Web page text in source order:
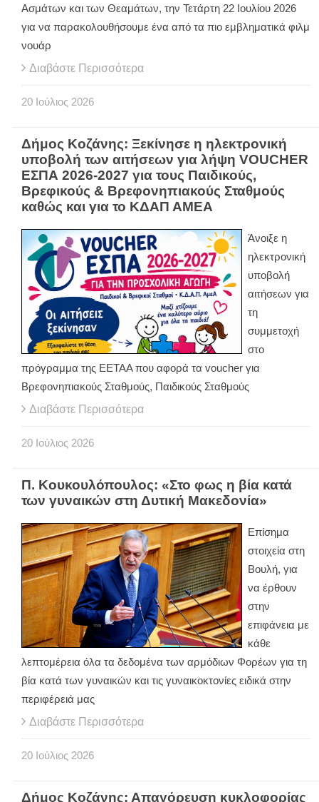
Ασμάτων και των Θεαμάτων, την Τετάρτη 22 Ιουλίου 2026
για να παρακολουθήσουμε ένα από τα πιο εμβληματικά φιλμ
νουάρ
Διαβάστε Περισσότερα
20 Ιούλιος 2026
Δήμος Κοζάνης: Ξεκίνησε η ηλεκτρονική
υποβολή των αιτήσεων για λήψη VOUCHER
ΕΣΠΑ 2026-2027 για τους Παιδικούς,
Βρεφικούς & Βρεφονηπιακούς Σταθμούς
καθώς και για το ΚΔΑΠ ΑΜΕΑ
Άνοιξε η
ηλεκτρονική
υποβολή
αιτήσεων για
τη
συμμετοχή
στο
πρόγραμμα της ΕΕΤΑΑ που αφορά τα voucher για
Βρεφονηπιακούς Σταθμούς, Παιδικούς Σταθμούς
Διαβάστε Περισσότερα
20 Ιούλιος 2026
Π. Κουκουλόπουλος: «Στο φως η βία κατά
των γυναικών στη Δυτική Μακεδονία»
Επίσημα
στοιχεία στη
Βουλή, για
να έρθουν
στην
επιφάνεια με
κάθε
λεπτομέρεια όλα τα δεδομένα των αρμόδιων Φορέων για τη
βία κατά των γυναικών και τις γυναικοκτονίες ειδικά στην
περιφέρειά μας
Διαβάστε Περισσότερα
20 Ιούλιος 2026
Δήμος Κοζάνης: Απαγόρευση κυκλοφορίας